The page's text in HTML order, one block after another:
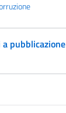
pubblicazione